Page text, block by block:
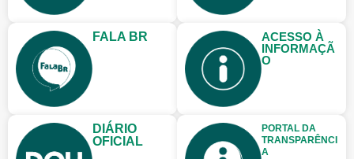
FALA BR
ACESSO À
INFORMAÇÃ
O
DIÁRIO
OFICIAL
PORTAL DA
TRANSPARÊNCI
A